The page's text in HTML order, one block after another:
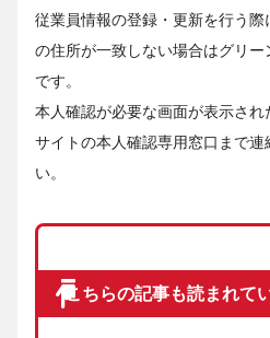
従業員情報の登録・更新を行う
の住所が一致しない場合はグリ
です。
本人確認が必要な画面が表示さ
サイトの本人確認専用窓口まで連
い。
こちらの記事も読まれて